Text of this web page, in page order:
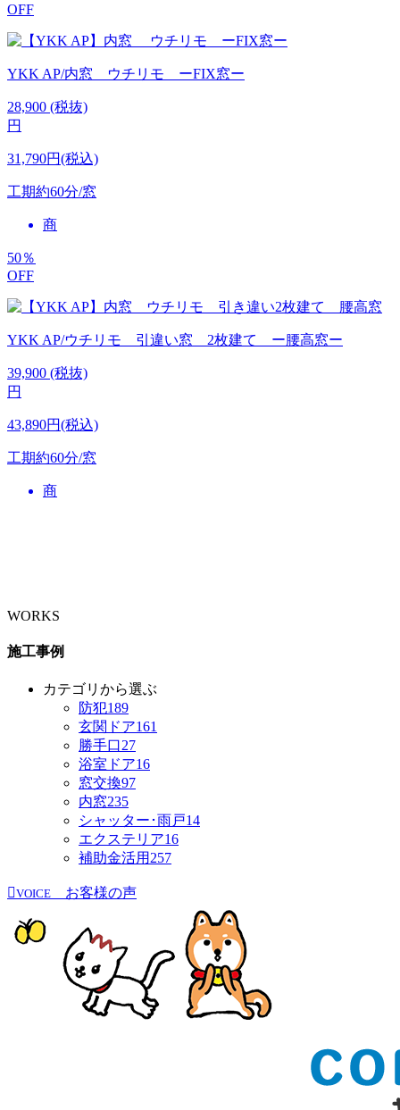
OFF
YKK AP/内窓 ウチリモ ーFIX窓ー
28,900 (税抜)
円
31,790円(税込)
工期約60分/窓
商
50％
OFF
YKK AP/ウチリモ 引違い窓 2枚建て ー腰高窓ー
39,900 (税抜)
円
43,890円(税込)
工期約60分/窓
商
WORKS
施工事例
カテゴリから選ぶ
防犯189
玄関ドア161
勝手口27
浴室ドア16
窓交換97
内窓235
シャッター･雨戸14
エクステリア16
補助金活用 257
VOICE お客様の声